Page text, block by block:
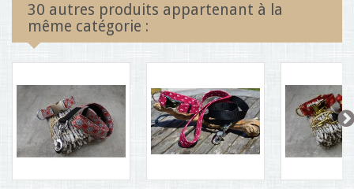
30 autres produits appartenant à la
même catégorie :